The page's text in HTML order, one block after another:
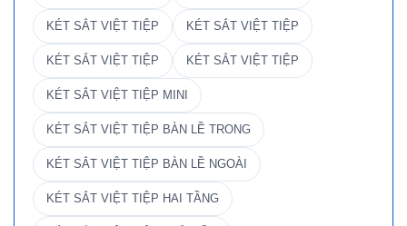
KÉT SẮT VIỆT TIỆP KÉT SẮT VIỆT TIỆP
KÉT SẮT VIỆT TIỆP KÉT SẮT VIỆT TIỆP
KÉT SẮT VIỆT TIỆP MINI
KÉT SẮT VIỆT TIỆP BÀN LỀ TRONG
KÉT SẮT VIỆT TIỆP BÀN LỀ NGOÀI
KÉT SẮT VIỆT TIỆP HAI TẦNG